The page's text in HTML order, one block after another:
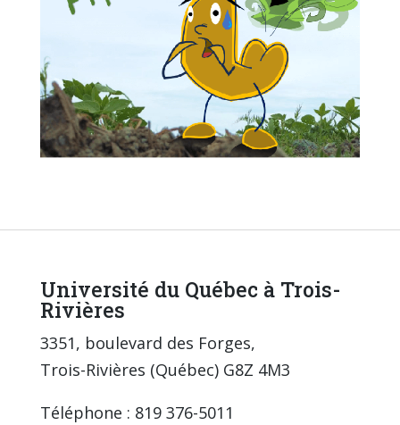
Université du Québec à Trois-
Rivières
3351, boulevard des Forges,
Trois-Rivières (Québec) G8Z 4M3
Téléphone : 819 376-5011